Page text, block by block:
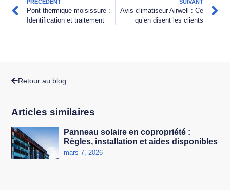
Retour au blog
Articles similaires
Panneau solaire en copropriété :
Règles, installation et aides disponibles
mars 7, 2026
PRÉCÉDENT
Pont thermique moisissure :
Identification et traitement
SUIVANT
Avis climatiseur Airwell : Ce
qu’en disent les clients